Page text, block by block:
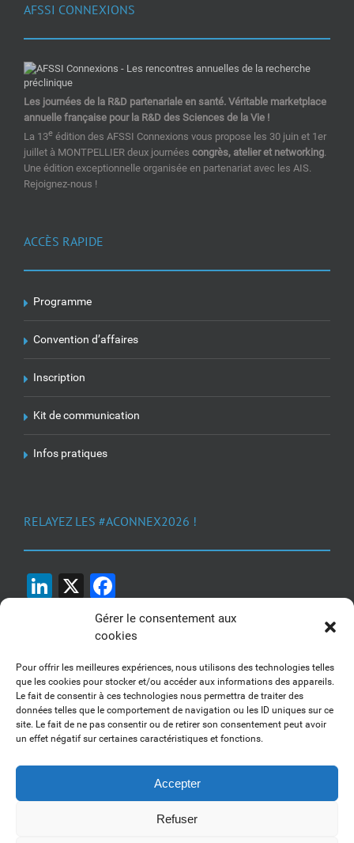
Gérer le consentement aux
cookies
Pour offrir les meilleures expériences, nous utilisons des technologies telles
que les cookies pour stocker et/ou accéder aux informations des appareils.
Le fait de consentir à ces technologies nous permettra de traiter des
données telles que le comportement de navigation ou les ID uniques sur ce
site. Le fait de ne pas consentir ou de retirer son consentement peut avoir
un effet négatif sur certaines caractéristiques et fonctions.
Accepter
Refuser
AFSSI CONNEXIONS
Les journées de la R&D partenariale en santé. Véritable marketplace
annuelle française pour la R&D des Sciences de la Vie !
La 13e édition des AFSSI Connexions vous propose les 30 juin et 1er
juillet à MONTPELLIER deux journées congrès, atelier et networking.
Une édition exceptionnelle organisée en partenariat avec les AIS.
Rejoignez-nous !
ACCÈS RAPIDE
Programme
Convention d’affaires
Inscription
Kit de communication
Infos pratiques
RELAYEZ LES #ACONNEX2026 !
LinkedIn
X
1, 2, 3... Buzzez !
Découvrez nos kits communication